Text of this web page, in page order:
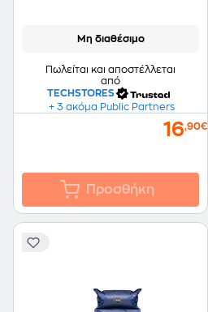
Μη διαθέσιμο
Πωλείται και αποστέλλεται
από
TECHSTORES
+ 3 ακόμα Public Partners
16,90€
Προσθήκη